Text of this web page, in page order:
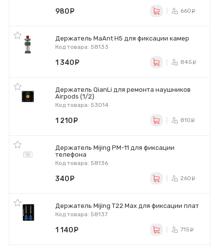
980 660
Держатель MaAnt H5 для фиксации камер
Код товара: 58133
1 340 845
Держатель QianLi для ремонта наушников
Airpods (1/2)
Код товара: 53014
1 210 810
Держатель Mijing PM-11 для фиксации
телефона
Код товара: 58136
340 260
Держатель Mijing T22 Max для фиксации плат
Код товара: 58137
1 140 715